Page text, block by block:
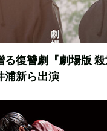
る復讐劇『劇場版
新ら出演